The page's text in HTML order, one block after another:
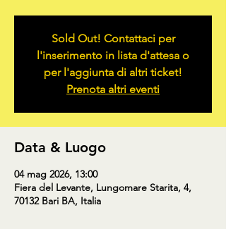
Sold Out! Contattaci per
l'inserimento in lista d'attesa o
per l'aggiunta di altri ticket!
Prenota altri eventi
Data & Luogo
04 mag 2026, 13:00
Fiera del Levante, Lungomare Starita, 4,
70132 Bari BA, Italia